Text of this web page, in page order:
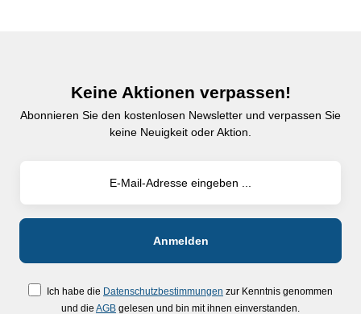
Keine Aktionen verpassen!
Abonnieren Sie den kostenlosen Newsletter und verpassen Sie
keine Neuigkeit oder Aktion.
Ich habe die Datenschutzbestimmungen zur Kenntnis genommen
und die AGB gelesen und bin mit ihnen einverstanden.